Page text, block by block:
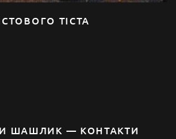
ТІСТА
ШАШЛИК — КОНТАКТИ